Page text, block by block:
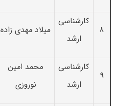
۸
کارشناسی
ارشد
میلاد مهدی زاده
۹
کارشناسی
ارشد
محمد امین
نوروزی